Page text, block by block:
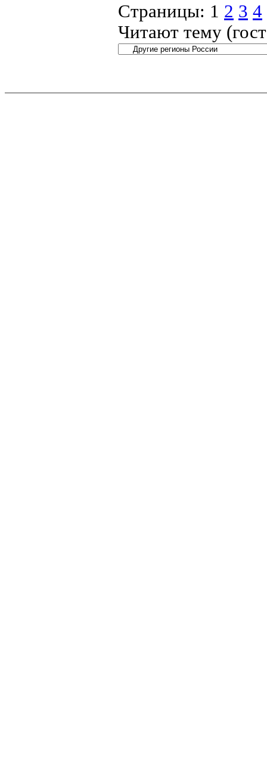
Страницы: 1 2 3 4
Читают тему